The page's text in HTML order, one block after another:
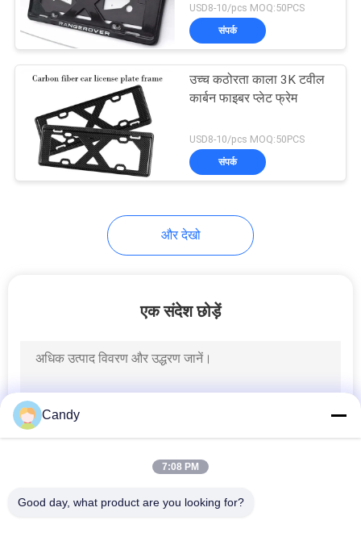
USD8-10/pcs MOQ:50PCS
संपर्क
उच्च कठोरता काला 3K टवील
कार्बन फाइबर प्लेट फ्रेम
USD8-10/pcs MOQ:50PCS
संपर्क
और देखो
एक संदेश छोड़ें
Candy
7:08 PM
Good day, what product are you looking for?